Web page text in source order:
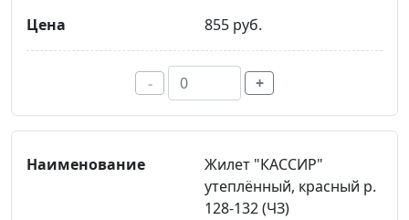
855 руб.
- +
Жилет "КАССИР"
утеплённый, красный р.
128-132 (ЧЗ)